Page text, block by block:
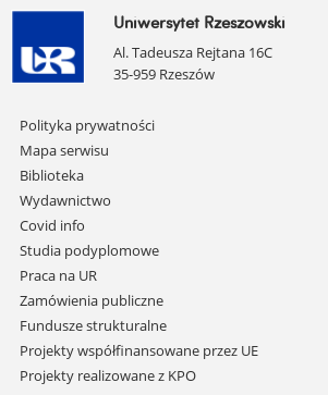
Uniwersytet Rzeszowski
Al. Tadeusza Rejtana 16C
35-959 Rzeszów
Pomiń
nawigację
i
przejdź
do
treści
Polityka prywatności
Mapa serwisu
Biblioteka
Wydawnictwo
Covid info
Studia podyplomowe
Praca na UR
Zamówienia publiczne
Fundusze strukturalne
Projekty współfinansowane przez UE
Projekty realizowane z KPO